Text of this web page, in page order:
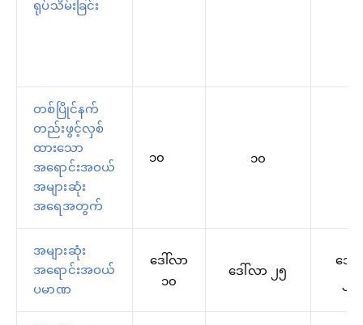
ရုပ်သိမ်းခြင်း
တစ်ပြိုင်နက်
တည်းဖွင့်လှစ်
ထားသော
အရောင်းအဝယ်
အများဆုံး
အရေအတွက်
၁၀ ၁၀
အများဆုံး
အရောင်းအဝယ်
ပမာဏ
ဒေါ်လာ
၁၀
ဒေါ်လာ ၂၅
ဒေါ်